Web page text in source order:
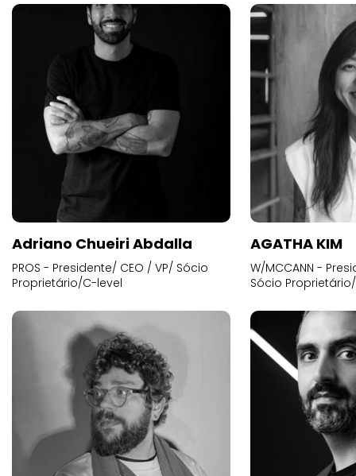
Adriano Chueiri Abdalla
PROS - Presidente/ CEO / VP/ Sócio
Proprietário/C-level
AGATHA KIM
W/MCCANN -
Sócio